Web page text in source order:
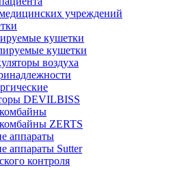
учреждений
кушетки
кушетки
воздуха
DEVILBISS
ZERTS
аппараты
аппараты Sutter
контроля